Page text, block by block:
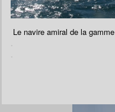
Le navire amiral de la gamme
.
.